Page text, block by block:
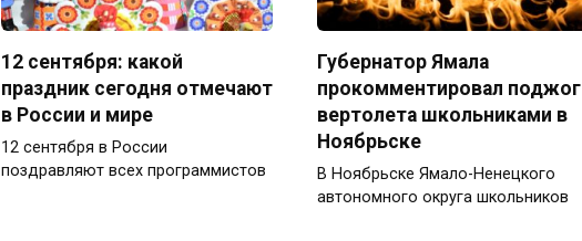
12 сентября: какой
праздник сегодня отмечают
в России и мире
12 сентября в России
поздравляют всех программистов
Губернатор Ямала
прокомментировал поджог
вертолета школьниками в
Ноябрьске
В Ноябрьске Ямало-Ненецкого
автономного округа школьников